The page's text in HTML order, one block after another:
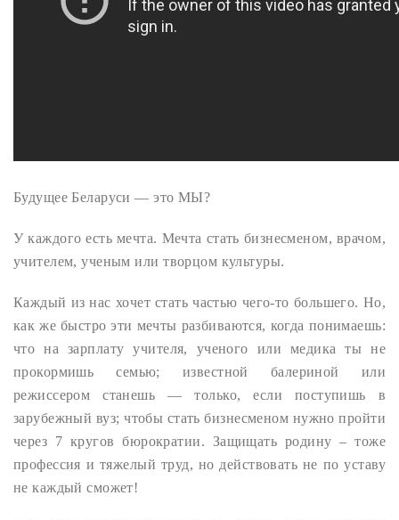
Будущее Беларуси — это МЫ?
У каждого есть мечта. Мечта стать бизнесменом, врачом,
учителем, ученым или творцом культуры.
Каждый из нас хочет стать частью чего-то большего. Но,
как же быстро эти мечты разбиваются, когда понимаешь:
что на зарплату учителя, ученого или медика ты не
прокормишь семью; известной балериной или
режиссером станешь — только, если поступишь в
зарубежный вуз; чтобы стать бизнесменом нужно пройти
через 7 кругов бюрократии. Защищать родину – тоже
профессия и тяжелый труд, но действовать не по уставу
не каждый сможет!